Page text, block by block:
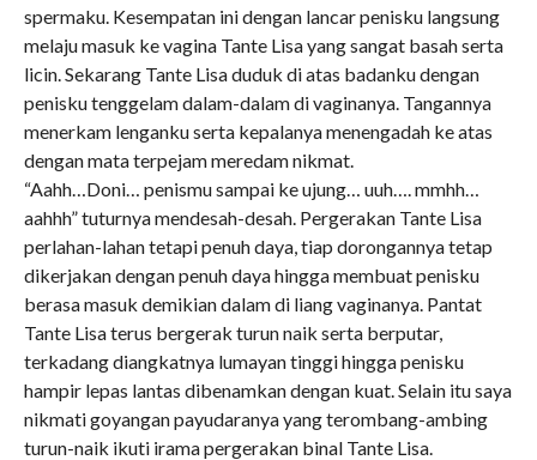
spermaku. Kesempatan ini dengan lancar penisku langsung
melaju masuk ke vagina Tante Lisa yang sangat basah serta
licin. Sekarang Tante Lisa duduk di atas badanku dengan
penisku tenggelam dalam-dalam di vaginanya. Tangannya
menerkam lenganku serta kepalanya menengadah ke atas
dengan mata terpejam meredam nikmat.
“Aahh…Doni… penismu sampai ke ujung… uuh…. mmhh…
aahhh” tuturnya mendesah-desah. Pergerakan Tante Lisa
perlahan-lahan tetapi penuh daya, tiap dorongannya tetap
dikerjakan dengan penuh daya hingga membuat penisku
berasa masuk demikian dalam di liang vaginanya. Pantat
Tante Lisa terus bergerak turun naik serta berputar,
terkadang diangkatnya lumayan tinggi hingga penisku
hampir lepas lantas dibenamkan dengan kuat. Selain itu saya
nikmati goyangan payudaranya yang terombang-ambing
turun-naik ikuti irama pergerakan binal Tante Lisa.